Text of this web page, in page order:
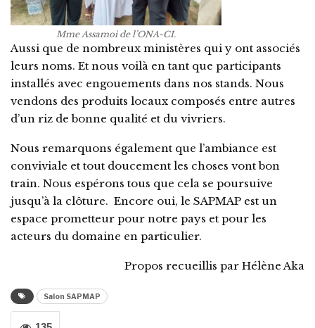
Mme Assamoi de l’ONA-CI.
Aussi que de nombreux ministères qui y ont associés
leurs noms. Et nous voilà en tant que participants
installés avec engouements dans nos stands. Nous
vendons des produits locaux composés entre autres
d’un riz de bonne qualité et du vivriers.
Nous remarquons également que l’ambiance est
conviviale et tout doucement les choses vont bon
train. Nous espérons tous que cela se poursuive
jusqu’à la clôture. Encore oui, le SAPMAP est un
espace prometteur pour notre pays et pour les
acteurs du domaine en particulier.
Propos recueillis par Hélène Aka
Salon SAPMAP